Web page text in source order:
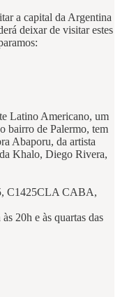
a capital da Argentina
deixar de visitar estes
Latino Americano, um
bairro de Palermo, tem
Abaporu, da artista
Khalo, Diego Rivera,
C1425CLA CABA,
20h e às quartas das